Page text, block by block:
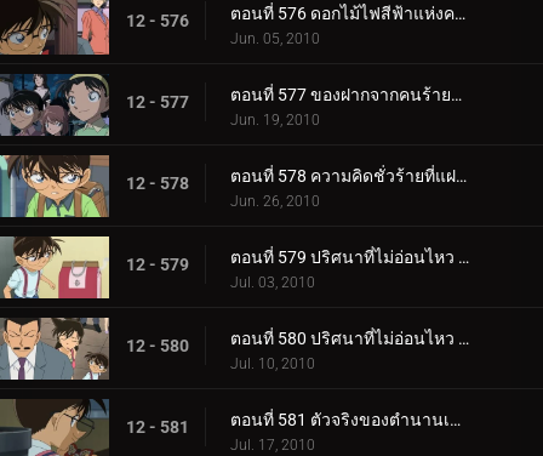
12 - 576 ตอนที่ 576 ดอกไม้ไฟสีฟ้าแห่งความแค้น (ตอน 2)
Jun. 05, 2010
12 - 577 ตอนที่ 577 ของฝากจากคนร้ายตัวจริง
Jun. 19, 2010
12 - 578 ตอนที่ 578 ความคิดชั่วร้ายที่แฝงอยู่ในละครหน้ากาก
Jun. 26, 2010
12 - 579 ตอนที่ 579 ปริศนาที่ไม่อ่อนไหว (ตอน 1)
Jul. 03, 2010
12 - 580 ตอนที่ 580 ปริศนาที่ไม่อ่อนไหว (ตอน 2)
Jul. 10, 2010
12 - 581 ตอนที่ 581 ตัวจริงของตำนานเมือง (ตอน 1)
Jul. 17, 2010